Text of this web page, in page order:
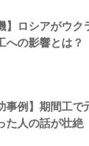
】ロシアがウ
への影響とは？
事例】期間工
た人の話が壮絶